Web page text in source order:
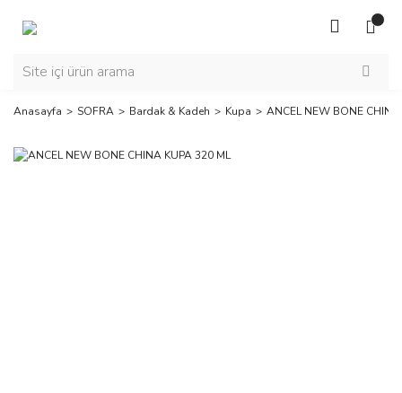
Anasayfa SOFRA Bardak & Kadeh Kupa ANCEL NEW BONE